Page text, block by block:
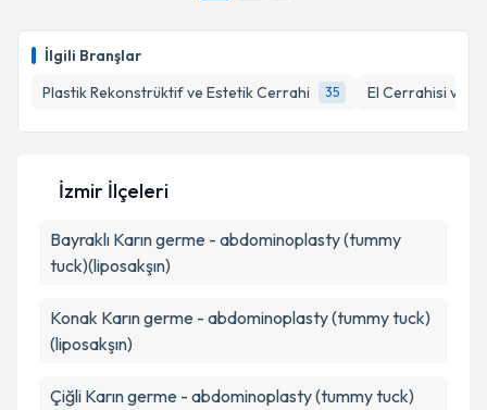
İlgili Branşlar
Plastik Rekonstrüktif ve Estetik Cerrahi
35 El Cerrahisi ve
bilgilendireceğiz.
Kişisel verilerimin işlenmesine ilişkin
Metni
İzmir İlçeleri
Bayraklı Karın germe - abdominoplasty (tummy
tuck)(liposakşın)
Konak Karın germe - abdominoplasty (tummy tuck)
(liposakşın)
Çiğli Karın germe - abdominoplasty (tummy tuck)